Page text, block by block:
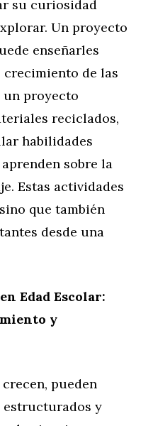
su curiosidad
Un proyecto
enseñarles
crecimiento de las
un proyecto
reciclados,
habilidades
sobre la
Estas actividades
que también
desde una
Edad Escolar:
y
pueden
estructurados y